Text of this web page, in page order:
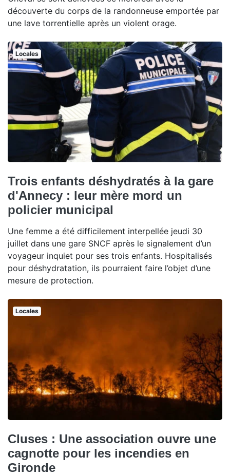
découverte du corps de la randonneuse emportée par
une lave torrentielle après un violent orage.
Locales
Trois enfants déshydratés à la gare
d'Annecy : leur mère mord un
policier municipal
Une femme a été difficilement interpellée jeudi 30
juillet dans une gare SNCF après le signalement d’un
voyageur inquiet pour ses trois enfants. Hospitalisés
pour déshydratation, ils pourraient faire l’objet d’une
mesure de protection.
Locales
Cluses : Une association ouvre une
cagnotte pour les incendies en
Gironde